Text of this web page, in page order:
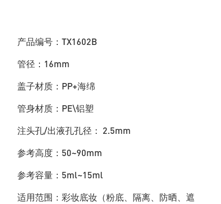
产品编号：TX1602B
管径：16mm
盖子材质：PP+海绵
管身材质：PE\铝塑
注头孔/出液孔孔径： 2.5mm
参考高度：50~90mm
参考容量：5ml~15ml
适用范围：彩妆底妆（粉底、隔离、防晒、遮